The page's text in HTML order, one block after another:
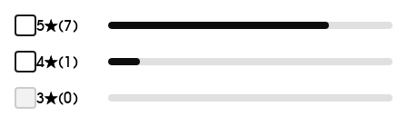
5
(7)
4
(1)
3
(0)